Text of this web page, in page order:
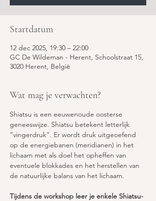
Startdatum
12 dec 2025, 19:30 – 22:00
GC De Wildeman - Herent, Schoolstraat 15,
3020 Herent, België
Wat mag je verwachten?
Shiatsu is een eeuwenoude oosterse
geneeswijze. Shiatsu betekent letterlijk
“vingerdruk”. Er wordt druk uitgeoefend
op de energiebanen (meridianen) in het
lichaam met als doel het opheffen van
eventuele blokkades en het herstellen van
de natuurlijke balans van het lichaam.
Tijdens de workshop leer je enkele Shiatsu-